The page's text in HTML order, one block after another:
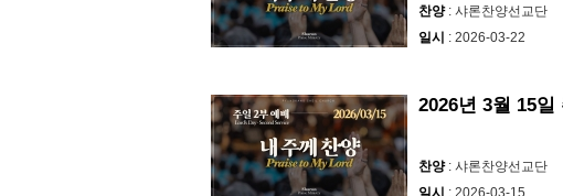
찬양: 샤론찬양선교단
일시 : 2026-03-22
2026년 3월 15일
찬양: 샤론찬양선교단
일시 : 2026-03-15